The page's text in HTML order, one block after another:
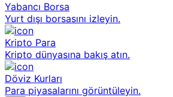
Yabancı Borsa
Yurt dışı borsasını izleyin.
Kripto Para
Kripto dünyasına bakış atın.
Döviz Kurları
Para piyasalarını görüntüleyin.